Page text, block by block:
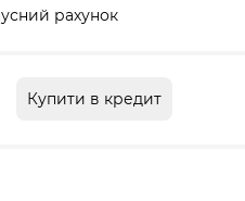
рахунок
Купити в кредит